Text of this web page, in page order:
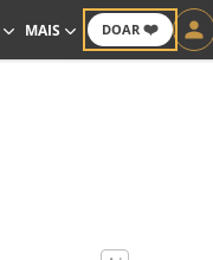
DOAR ❤️
MAIS